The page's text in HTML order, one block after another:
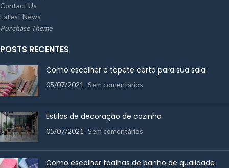
Contact Us
Latest News
Purchase Theme
POSTS RECENTES
Como escolher o tapete certo para sua sala
05/07/2021 Sem comentários
Estilos de decoração de cozinha
05/07/2021 Sem comentários
Como escolher toalhas de banho de qualidade